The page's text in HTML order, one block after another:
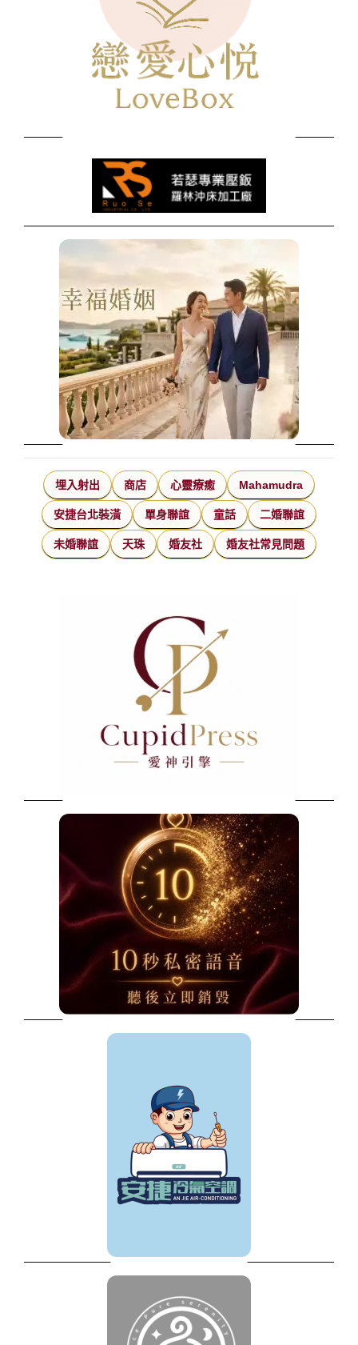
埋入射出 商店 心靈療癒 Mahamudra
安捷台北裝潢 單身聯誼 童話 二婚聯誼
未婚聯誼 天珠 婚友社 婚友社常見問題